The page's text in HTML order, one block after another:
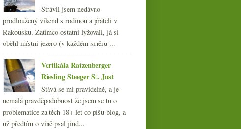
Strávil jsem nedávno
prodloužený víkend s rodinou a přáteli v
Rakousku. Zatímco ostatní lyžovali, já si
oběhl místní jezero (v každém směru ...
Vertikála Ratzenberger
Riesling Steeger St. Jost
Stává se mi pravidelně, a je
nemalá pravděpodobnost že jsem se tu o
problematice za těch 18+ let co píšu blog, a
už předtím o víně psal jind...